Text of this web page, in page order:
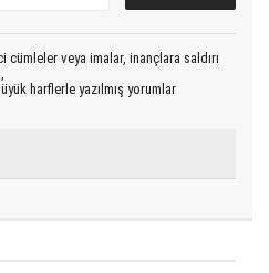
veya imalar, inançlara saldırı
harflerle yazılmış yorumlar